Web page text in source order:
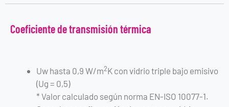
Coeficiente de transmisión térmica
Uw hasta 0,9 W/m2K con vidrio triple bajo emisivo
(Ug = 0,5)
* Valor calculado según norma EN-ISO 10077-1.